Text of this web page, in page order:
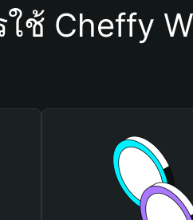
ใช้ Cheffy